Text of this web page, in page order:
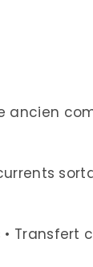
ancien
Transfert